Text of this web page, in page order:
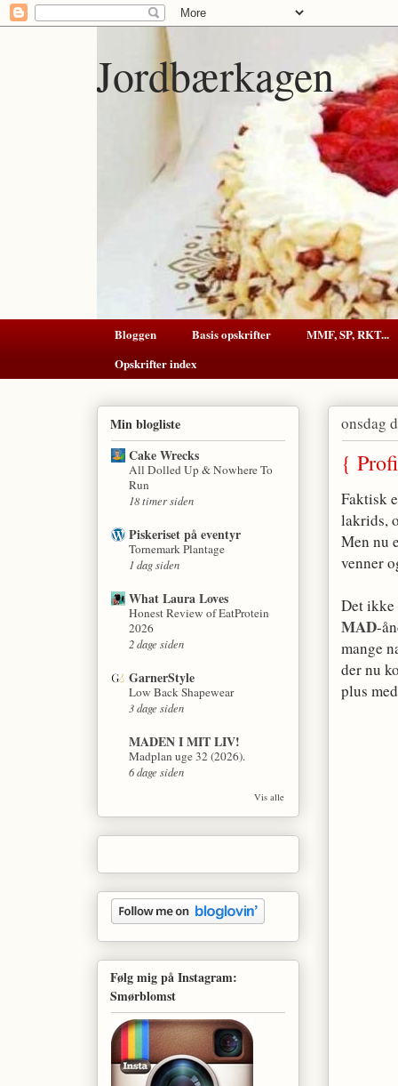
Jordbærkagen
Bloggen Basis opskrifter
MMF, SP, RKT...
Opskrifter index
onsdag
{
Faktisk
lakrids,
Men nu
venner
Det ikke
MAD-
mange
der nu
plus
Min blogliste
Cake Wrecks
All Dolled Up & Nowhere To
Run
18 timer siden
Piskeriset på eventyr
Tornemark Plantage
1 dag siden
What Laura Loves
Honest Review of EatProtein
2026
2 dage siden
GarnerStyle
Low Back Shapewear
3 dage siden
MADEN I MIT LIV!
Madplan uge 32 (2026).
6 dage siden
Vis alle
Følg mig på Instagram:
Smørblomst